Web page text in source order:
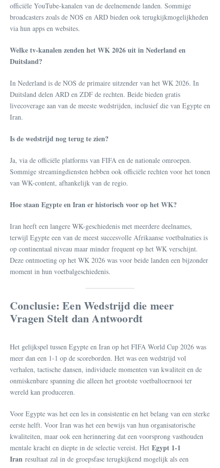
officiële YouTube-kanalen van de deelnemende landen. Sommige
broadcasters zoals de NOS en ARD bieden ook terugkijkmogelijkheden
via hun apps en websites.
Welke tv-kanalen zenden het WK 2026 uit in Nederland en
Duitsland?
In Nederland is de NOS de primaire uitzender van het WK 2026. In
Duitsland delen ARD en ZDF de rechten. Beide bieden gratis
livecoverage aan van de meeste wedstrijden, inclusief die van Egypte en
Iran.
Is de wedstrijd nog terug te zien?
Ja, via de officiële platforms van FIFA en de nationale omroepen.
Sommige streamingdiensten hebben ook officiële rechten voor het tonen
van WK-content, afhankelijk van de regio.
Hoe staan Egypte en Iran er historisch voor op het WK?
Iran heeft een langere WK-geschiedenis met meerdere deelnames,
terwijl Egypte een van de meest succesvolle Afrikaanse voetbalnaties is
op continentaal niveau maar minder frequent op het WK verschijnt.
Deze ontmoeting op het WK 2026 was voor beide landen een bijzonder
moment in hun voetbalgeschiedenis.
Conclusie: Een Wedstrijd die meer
Vragen Stelt dan Antwoordt
Het gelijkspel tussen Egypte en Iran op het FIFA World Cup 2026 was
meer dan een 1-1 op de scoreborden. Het was een wedstrijd vol
verhalen, tactische dansen, individuele momenten van kwaliteit en de
onmiskenbare spanning die alleen het grootste voetbaltoernooi ter
wereld kan produceren.
Voor Egypte was het een les in consistentie en het belang van een sterke
eerste helft. Voor Iran was het een bewijs van hun organisatorische
kwaliteiten, maar ook een herinnering dat een voorsprong vasthouden
mentale kracht en diepte in de selectie vereist. Het Egypt 1-1
Iran resultaat zal in de groepsfase terugkijkend mogelijk als een